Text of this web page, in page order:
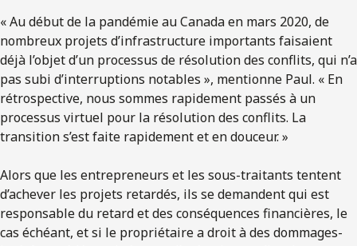
« Au début de la pandémie au Canada en mars 2020, de
nombreux projets d’infrastructure importants faisaient
déjà l’objet d’un processus de résolution des conflits, qui n’a
pas subi d’interruptions notables », mentionne Paul. « En
rétrospective, nous sommes rapidement passés à un
processus virtuel pour la résolution des conflits. La
transition s’est faite rapidement et en douceur. »
Alors que les entrepreneurs et les sous-traitants tentent
d’achever les projets retardés, ils se demandent qui est
responsable du retard et des conséquences financières, le
cas échéant, et si le propriétaire a droit à des dommages-